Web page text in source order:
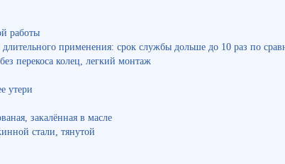
работы
применения: срок службы дольше до 10 раз по
перекоса колец, легкий монтаж
утери
закалённая в масле
стали, тянутой